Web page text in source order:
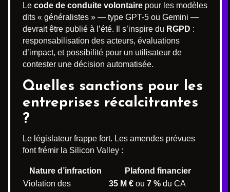
Le code de conduite volontaire pour les modèles
dits « généralistes » — type GPT-5 ou Gemini —
devrait être publié à l’été. Il s’inspire du RGPD :
responsabilisation des acteurs, évaluations
d’impact, et possibilité pour un utilisateur de
contester une décision automatisée.
Quelles sanctions pour les
entreprises récalcitrantes
?
Le législateur frappe fort. Les amendes prévues
font frémir la Silicon Valley :
Nature d’infraction
Plafond financier
Violation des
35 M € ou 7 % du CA